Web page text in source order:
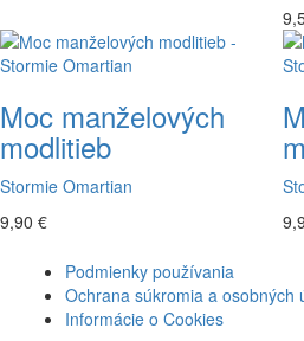
Moc manželových
modlitieb
Stormie Omartian
9,90 €
Podmienky používania
Ochrana súkromia a osobných
Informácie o Cookies